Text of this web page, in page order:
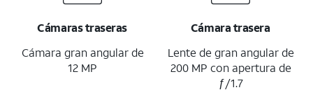
Cámaras traseras
Cámara gran angular de
12 MP
Cámara trasera
Lente de gran angular de
200 MP con apertura de
ƒ/1.7